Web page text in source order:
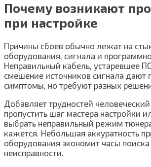
Почему возникают
при настройке
Причины сбоев обычно лежат на
оборудования, сигнала и
Неправильный кабель, устаревшее
смешение источников сигнала дают
симптомы, но требуют разных
Добавляет трудностей
пропустить шаг мастера настройки
выбрать неправильный режим
кажется. Небольшая аккуратность
оборудования экономит часы
неисправности.